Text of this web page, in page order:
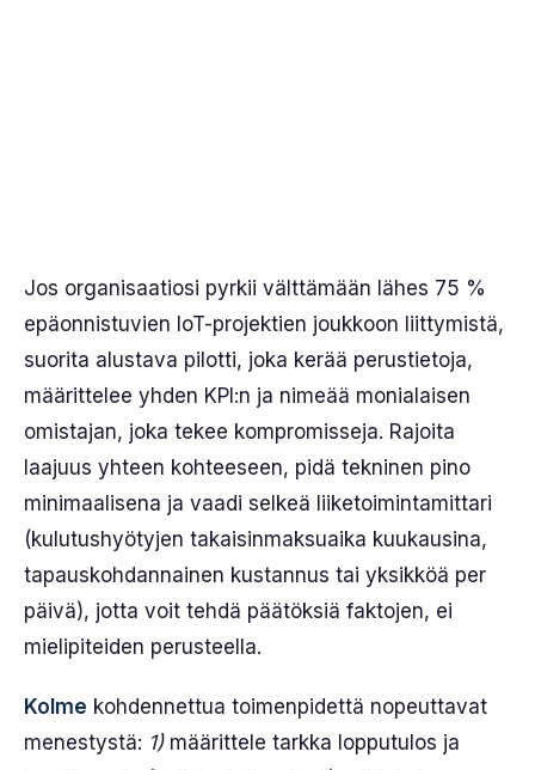
Jos organisaatiosi pyrkii välttämään lähes 75 %
epäonnistuvien IoT-projektien joukkoon liittymistä,
suorita alustava pilotti, joka kerää perustietoja,
määrittelee yhden KPI:n ja nimeää monialaisen
omistajan, joka tekee kompromisseja. Rajoita
laajuus yhteen kohteeseen, pidä tekninen pino
minimaalisena ja vaadi selkeä liiketoimintamittari
(kulutushyötyjen takaisinmaksuaika kuukausina,
tapauskohdannainen kustannus tai yksikköä per
päivä), jotta voit tehdä päätöksiä faktojen, ei
mielipiteiden perusteella.
Kolme kohdennettua toimenpidettä nopeuttavat
menestystä: 1)määrittele tarkka lopputulos ja